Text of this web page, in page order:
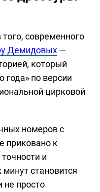
современного
Демидовых —
который
по версии
цирковой
номеров с
приковано к
и
становится
не просто